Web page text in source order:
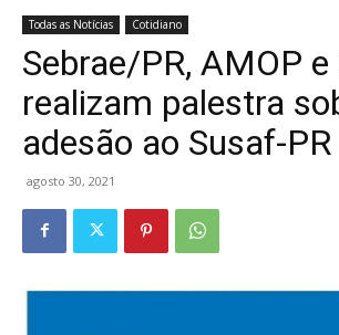
Todas as Notícias Cotidiano
Sebrae/PR, AMOP e
realizam palestra
adesão ao Susaf-PR
agosto 30, 2021